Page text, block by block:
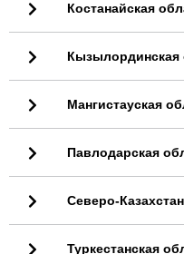
Костанайская
Кызылординская
Мангистауская
Павлодарская
Северо-
Туркестанская